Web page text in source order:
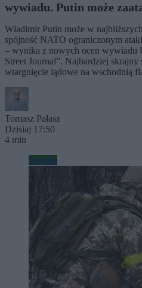
wywiadu. Putin może
Władimir Putin może w
spójność NATO ograniczonym
– wynika z nowych ocen wywiadu
Street Journal”. Najbardziej skrajny
wtargnięcie lądowe na wschodnią
Tomasz Pałasz
Dzisiaj 17:50
4 min
Wojsko